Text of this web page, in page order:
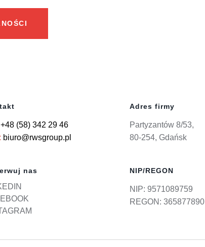
+48 (58) 342 29 46
biuro@rwsgroup.pl
nas
Adres firmy
Partyzantów 8/53,
80-254, Gdańsk
NIP/REGON
NIP: 9571089759
REGON: 365877890